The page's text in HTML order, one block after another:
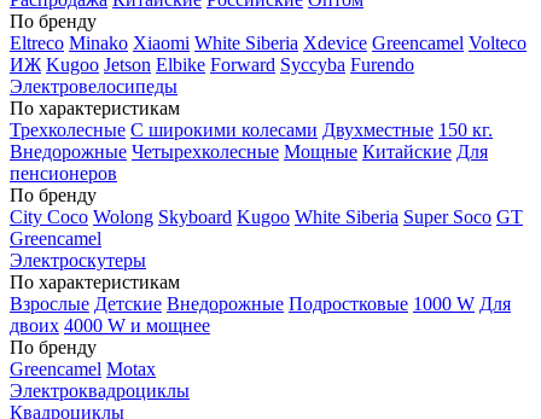
По бренду
Eltreco Minako Xiaomi White Siberia Xdevice Greencamel Volteco
ИЖ Kugoo Jetson Elbike Forward Syccyba Furendo
Электровелосипеды
По характеристикам
Трехколесные С широкими колесами Двухместные 150 кг.
Внедорожные Четырехколесные Мощные Китайские Для
пенсионеров
По бренду
City Coco Wolong Skyboard Kugoo White Siberia Super Soco GT
Greencamel
Электроскутеры
По характеристикам
Взрослые Детские Внедорожные Подростковые 1000 W Для
двоих 4000 W и мощнее
По бренду
Greencamel Motax
Электроквадроциклы
Квадроциклы